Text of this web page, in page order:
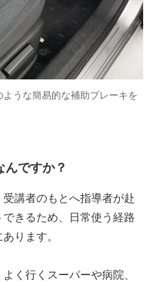
うな簡易的な補助ブレーキを
ですか？
講者のもとへ指導者が赴
きるため、日常使う経路
ります。
く行くスーパーや病院、